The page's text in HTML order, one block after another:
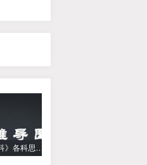
《高中学科》各科思维导图